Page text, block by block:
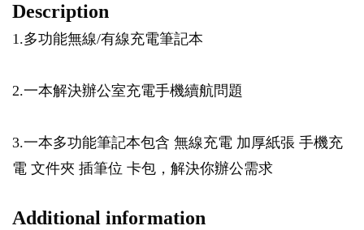
Description
1.多功能無線/有線充電筆記本
2.一本解決辦公室充電手機續航問題
3.一本多功能筆記本包含 無線充電 加厚紙張 手機充
電 文件夾 插筆位 卡包，解決你辦公需求
Additional information